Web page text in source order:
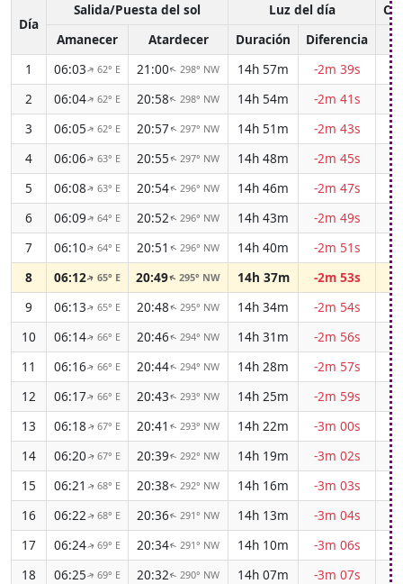
Día
Salida/Puesta del sol Luz del día
Amanecer
Atardecer Duración Diferencia
1
06:03↑62° E 21:00↑298° NW 14h 57m -2m 39s
2
06:04↑62° E 20:58↑298° NW 14h 54m -2m 41s
3
06:05↑62° E 20:57↑297° NW 14h 51m -2m 43s
4
06:06↑63° E 20:55↑297° NW 14h 48m -2m 45s
5
06:08↑63° E 20:54↑296° NW 14h 46m -2m 47s
6
06:09↑64° E 20:52↑296° NW 14h 43m -2m 49s
7
06:10↑64° E 20:51 ↑296° NW 14h 40m -2m 51s
8
06:12↑65° E 20:49↑295° NW 14h 37m -2m 53s
9
06:13↑65° E 20:48↑295° NW 14h 34m -2m 54s
10
06:14↑66° E 20:46↑294° NW 14h 31m -2m 56s
11
06:16↑66° E 20:44↑294° NW 14h 28m -2m 57s
12
06:17↑66° E 20:43↑293° NW 14h 25m -2m 59s
13
06:18↑67° E 20:41 ↑293° NW 14h 22m -3m 00s
14
06:20↑67° E 20:39↑ 292° NW 14h 19m -3m 02s
15
06:21 ↑68° E 20:38↑ 292° NW 14h 16m -3m 03s
16
06:22↑68° E 20:36↑ 291° NW 14h 13m -3m 04s
17
06:24↑69° E 20:34↑ 291° NW 14h 10m -3m 06s
18
06:25↑69° E 20:32↑ 290° NW 14h 07m -3m 07s